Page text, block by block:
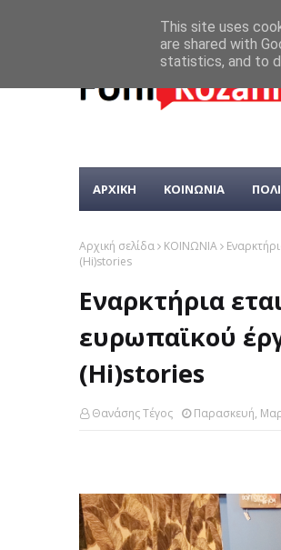
ΑΡΧΙΚΗ ΚΟΙΝΩΝΙΑ
Αρχική σελίδα ΚΟΙΝΩΝΙΑ
(Hi)stories
Εναρκτήρια
ευρωπαϊκού
(Hi)stories
Θανάσης Τέγος Παρασκευή,
This site uses
are shared with
statistics, and to